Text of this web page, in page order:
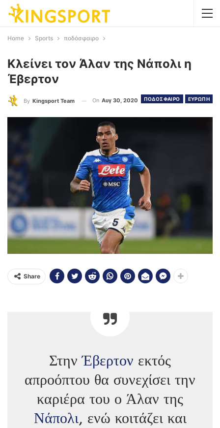
Home Sports ποδόσφαιρο
Κλείνει τον Άλαν της Νάπολι η
Έβερτον
ΠΟΔΟΣΦΑΙΡΟ ΕΥΡΩΠΗ
By Kingsport Team On Αυγ 30, 2020
Share
ΣτηνΈβερτον εκτός
απροόπτου θα συνεχίσει την
καριέρα του ο Άλαν της
Νάπολι, ενώ κοιτάζει και